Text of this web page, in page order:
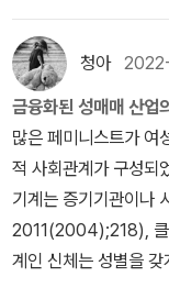
신이 싫어할 것도 아
해 스스로의 몸을 가혹
도움이 될까? 누가 말
락에서 그럴까? 누가
면 이렇게 자문해볼
력관계는 평등할까? -
하지 않고 성형수술하
화장하지 않는다면 그
구가 이 학교에 입학
란 식으로 입학한 나
책감이 들었고, 외모로
다. 어쩌면 나도 친구
려 했던 게 아녔을까?
가 된 시점이었던 것
다. 늘 자신감이 넘쳤
배, 동기들, 교수님들
도, 캠퍼스를 지나가
보다 과장하는 전략으
를 퍼트려서 훨씬 더
면에서는 클라인이 울
했던 것처럼, 좌파인
지 보수인지 하는 세
문제는 아닐까 싶기도
는 것은 어떤 의미에
이다.나귀님이 보기에
세일즈의 요령인것처
백크림을 필요하게 만
자본주의가. 그렇게
아 이것들 너무 좋아,
고가 된다. 이 거대한
놓으면 소비자들이
넘치는 광고중에는
미치고, 이 향수를 바
난... 그 전에는 존재를
문이 보여주는 여자에
한자가 부수로 들어간
모가 들어간다고, 책
국 여인의 일기, 1930
나 일기 형식 소설을
브리짓 존스라 하니
맨스에 관해 시시콜콜
니즘 주간지에 연재한
간 근무제 추진 등으
는 신기술. ‘그래도 설
도 남겠다’는 걱정으
로 치닫는 남북 관계
제적 이해에 전념하는
하고 있는 중국의 역
때문이다. 도이치 모
야 한다고 본다. 그리
다. p.352밀턴의 이브
는 반항의 한순간을 제
는 강하고 자기주장이
인 반면, 셜리의 이브
한 상태로 창조되기라
면'［「실낙원 」8편
만, 셜리의 이브는 '지
가득 차 있다. 밀턴의
비뼈에서 만들어진 거
청아
금융화된 성매매 산업
많은 페미니스트가 여
적 사회관계가 구성되
기계는 증기기관이나
2011(2004);218), 클
계인 신체는 성별을